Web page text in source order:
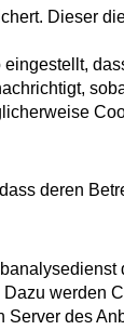
Dieser
deren
werden
des